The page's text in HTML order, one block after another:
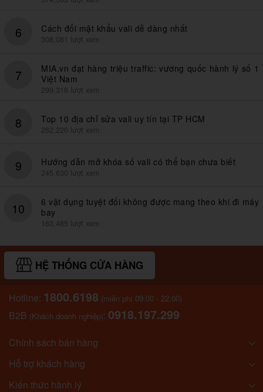
6 Cách đổi mật khẩu vali dễ dàng nhất
308,081 lượt xem
7
MIA.vn đạt hàng triệu traffic: vương quốc hành lý số 1
Việt Nam
299,316 lượt xem
8 Top 10 địa chỉ sửa vali uy tín tại TP HCM
262,220 lượt xem
9 Hướng dẫn mở khóa số vali có thể bạn chưa biết
245,630 lượt xem
10
6 vật dụng tuyệt đối không được mang theo khi đi máy
bay
163,485 lượt xem
HỆ THỐNG CỬA HÀNG
Hotline: 1800.6198 (miễn phí 09:00 - 22:00)
B2B (Khách doanh nghiệp): 0918.197.299
Chính sách bán hàng
Hỗ trợ khách hàng
Kiến thức hành lý